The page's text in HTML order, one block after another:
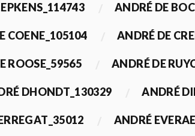
ANDRÉ DE
COENE_105104 ANDRÉ DE
ROOSE_59565 ANDRÉ DE
DHONDT_130329 ANDRÉ
ANDRÉ